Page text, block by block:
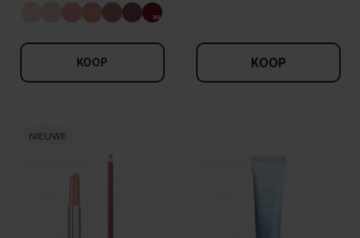
KOOP KOOP
NIEUWE